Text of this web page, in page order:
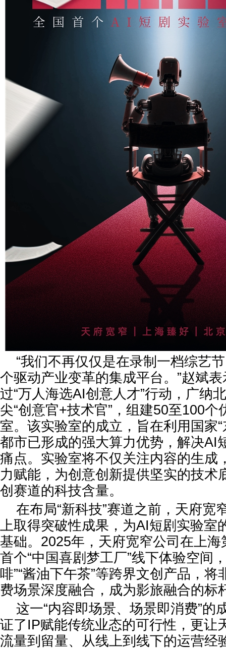
“我们不再仅仅是在录制一档综艺
个驱动产业变革的集成平台。”赵斌
过“万人海选AI创意人才”行动，广纳
尖“创意官+技术官”，组建50至100个
室。该实验室的成立，旨在利用国家
都市已形成的强大算力优势，解决AI
痛点。实验室将不仅关注内容的生成
力赋能，为创意创新提供坚实的技术
创赛道的科技含量。
在布局“新科技”赛道之前，天府宽
上取得突破性成果，为AI短剧实验室
基础。2025年，天府宽窄公司在上
首个“中国喜剧梦工厂”线下体验空间
啡”“酱油下午茶”等跨界文创产品，
费场景深度融合，成为影旅融合的标
这一“内容即场景、场景即消费”的
证了IP赋能传统业态的可行性，更让
流量到留量、从线上到线下的运营经